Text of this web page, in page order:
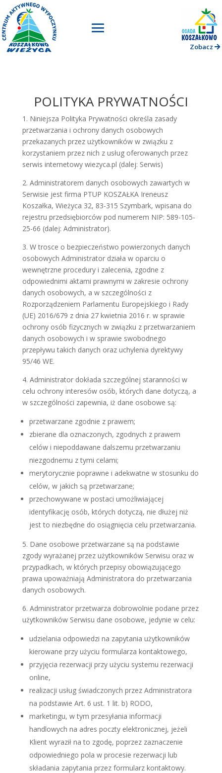
Zobacz
POLITYKA PRYWATNOŚCI
1. Niniejsza Polityka Prywatności określa zasady
przetwarzania i ochrony danych osobowych
przekazanych przez użytkowników w związku z
korzystaniem przez nich z usług oferowanych przez
serwis internetowy wiezyca.pl (dalej: Serwis)
2. Administratorem danych osobowych zawartych w
Serwisie jest firma PTUP KOSZAŁKA Ireneusz
Koszałka, Wieżyca 32, 83-315 Szymbark, wpisana do
rejestru przedsiębiorców pod numerem NIP: 589-105-
25-66 (dalej: Administrator).
3. W trosce o bezpieczeństwo powierzonych danych
osobowych Administrator działa w oparciu o
wewnętrzne procedury i zalecenia, zgodne z
odpowiednimi aktami prawnymi w zakresie ochrony
danych osobowych, a w szczególności z
Rozporządzeniem Parlamentu Europejskiego i Rady
(UE) 2016/679 z dnia 27 kwietnia 2016 r. w sprawie
ochrony osób fizycznych w związku z przetwarzaniem
danych osobowych i w sprawie swobodnego
przepływu takich danych oraz uchylenia dyrektywy
95/46 WE.
4. Administrator dokłada szczególnej staranności w
celu ochrony interesów osób, których dane dotyczą, a
w szczególności zapewnia, iż dane osobowe są:
przetwarzane zgodnie z prawem;
zbierane dla oznaczonych, zgodnych z prawem
celów i niepoddawane dalszemu przetwarzaniu
niezgodnemu z tymi celami;
merytorycznie poprawne i adekwatne w stosunku do
celów, w jakich są przetwarzane;
przechowywane w postaci umożliwiającej
identyfikację osób, których dotyczą, nie dłużej niż
jest to niezbędne do osiągnięcia celu przetwarzania.
5. Dane osobowe przetwarzane są na podstawie
zgody wyrażanej przez użytkowników Serwisu oraz w
przypadkach, w których przepisy obowiązującego
prawa upoważniają Administratora do przetwarzania
danych osobowych.
6. Administrator przetwarza dobrowolnie podane przez
użytkowników Serwisu dane osobowe, jedynie w celu:
udzielania odpowiedzi na zapytania użytkowników
kierowane przy użyciu formularza kontaktowego,
przyjęcia rezerwacji przy użyciu systemu rezerwacji
online,
realizacji usług świadczonych przez Administratora
na podstawie Art. 6 ust. 1 lit. b) RODO,
marketingu, w tym przesyłania informacji
handlowych na adres poczty elektronicznej, jeżeli
Klient wyraził na to zgodę, poprzez zaznaczenie
odpowiedniego pola w procesie rezerwacji lub
składania zapytania przez formularz kontaktowy.